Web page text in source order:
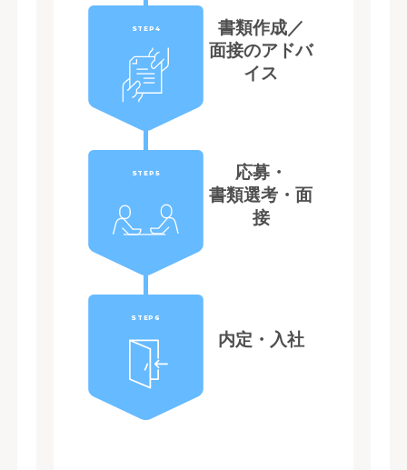
STEP4
書類作成／
面接のアドバ
イス
STEP5
応募・
書類選考・面
接
STEP6
内定・入社